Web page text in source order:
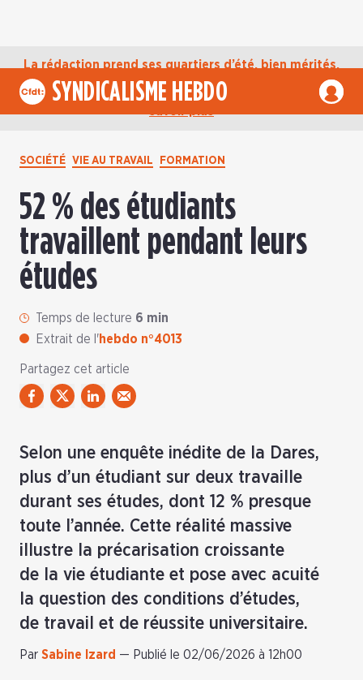
La rédaction prend ses quartiers d’été, bien mérités,
jusqu’au mardi 1er septembre. D’ici là, retrouvez
l’actualité de la CFDT sur notre compte Bluesky. En
SYNDICALISME HEBDO
SOCIÉTÉ VIE AU TRAVAIL FORMATION
52 % des étudiants
travaillent pendant leurs
études
Temps de lecture 6 min
Extrait de l'hebdo n°4013
Partagez cet article
Selon une enquête inédite de la Dares,
plus d’un étudiant sur deux travaille
durant ses études, dont 12 % presque
toute l’année. Cette réalité massive
illustre la précarisation croissante
de la vie étudiante et pose avec acuité
la question des conditions d’études,
de travail et de réussite universitaire.
Par Sabine Izard — Publié le 02/06/2026 à 12h00